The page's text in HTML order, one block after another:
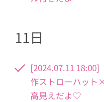
11日
[2024.07.11 18:00]
作ストローハット
高見えだよ♡